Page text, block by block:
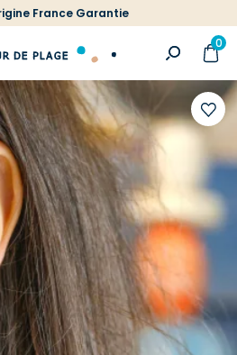
France Garantie
0
liste